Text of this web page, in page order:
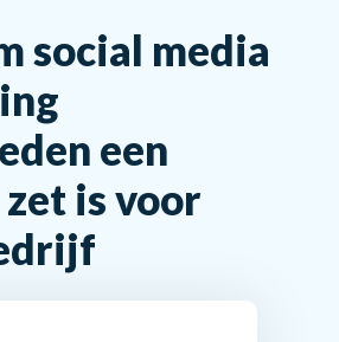
social media
een
is voor